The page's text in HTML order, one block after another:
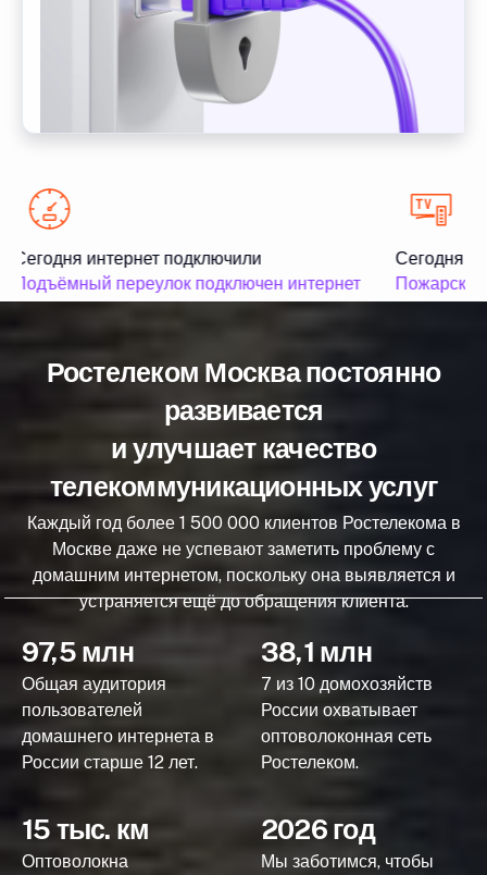
Сегодня интернет подключили
Подъёмный переулок подключен интернет
Сегодня
Пожарский
Ростелеком Москва постоянно
развивается
и улучшает качество
телекоммуникационных услуг
Каждый год более 1 500 000 клиентов Ростелекома в
Москве даже не успевают заметить проблему с
домашним интернетом, поскольку она выявляется и
устраняется ещё до обращения клиента.
97,5 млн
Общая аудитория
пользователей
домашнего интернета в
России старше 12 лет.
38,1 млн
7 из 10 домохозяйств
России охватывает
оптоволоконная сеть
Ростелеком.
15 тыс. км
Оптоволокна
2026 год
Мы заботимся, чтобы